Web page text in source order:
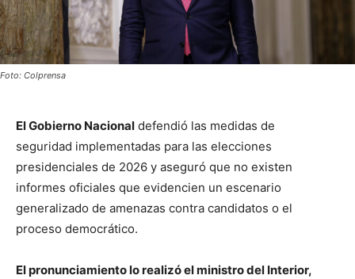
Foto: Colprensa
El Gobierno Nacional defendió las medidas de
seguridad implementadas para las elecciones
presidenciales de 2026 y aseguró que no existen
informes oficiales que evidencien un escenario
generalizado de amenazas contra candidatos o el
proceso democrático.
El pronunciamiento lo realizó el ministro del Interior,